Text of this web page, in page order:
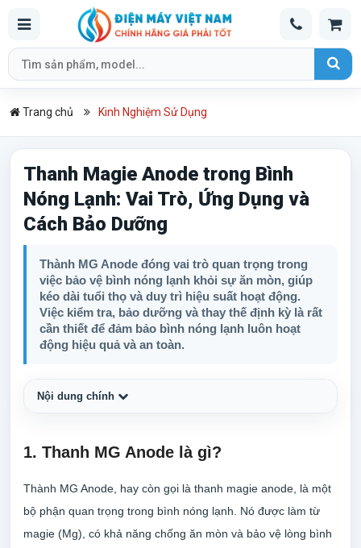
Trang chủ Kinh Nghiệm Sử Dụng
Thanh Magie Anode trong Bình
Nóng Lạnh: Vai Trò, Ứng Dụng và
Cách Bảo Dưỡng
Thành MG Anode đóng vai trò quan trọng trong
việc bảo vệ bình nóng lạnh khỏi sự ăn mòn, giúp
kéo dài tuổi thọ và duy trì hiệu suất hoạt động.
Việc kiểm tra, bảo dưỡng và thay thế định kỳ là rất
cần thiết để đảm bảo bình nóng lạnh luôn hoạt
động hiệu quả và an toàn.
Nội dung chính
1. Thanh MG Anode là gì?
Thành MG Anode, hay còn gọi là thanh magie anode, là một
bộ phận quan trọng trong bình nóng lạnh. Nó được làm từ
magie (Mg), có khả năng chống ăn mòn và bảo vệ lòng bình